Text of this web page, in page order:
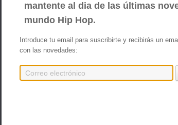
fue publicado el 13 de Junio de 2013. La canción "Loco
con la colaboración de Glaze y fue grabada en 2014 pero
mantente al dia de las últimas
mundo Hip Hop.
Introduce tu email para suscribirte y recibirás un
con las novedades: